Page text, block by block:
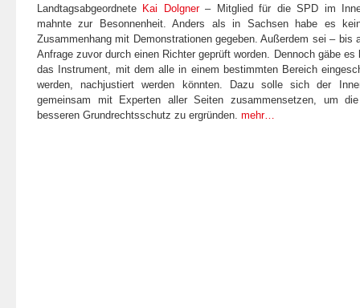
Landtagsabgeordnete Kai Dolgner– Mitglied für die SPD im
mahnte zur Besonnenheit. Anders als in Sachsen habe es
Zusammenhang mit Demonstrationen gegeben. Außerdem sei – bis
Anfrage zuvor durch einen Richter geprüft worden. Dennoch gäbe
das Instrument, mit dem alle in einem bestimmten Bereich
werden, nachjustiert werden könnten. Dazu solle sich der
gemeinsam mit Experten aller Seiten zusammensetzen, um
besseren Grundrechtsschutz zu ergründen. mehr…